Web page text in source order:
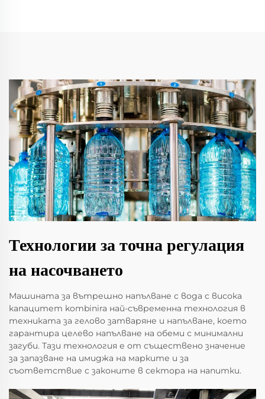
Технологии за точна регулация
на насочването
Машината за вътрешно напълване с вода с висока
капацитет kombinira най-съвременна технология в
техниката за гелово затваряне и напълване, което
гарантира целево напълване на обеми с минимални
загуби. Тази технология е от съществено значение
за запазване на имиджа на марките и за
съответствие с законите в сектора на напитки.